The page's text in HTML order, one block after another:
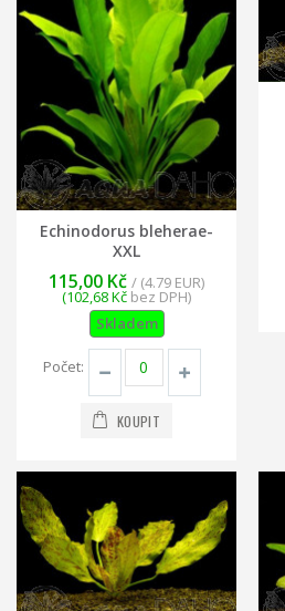
Echinodorus bleherae-
XXL
115,00 Kč / (4.79 EUR)
(102,68 Kč bez DPH)
Skladem
Počet:
KOUPIT